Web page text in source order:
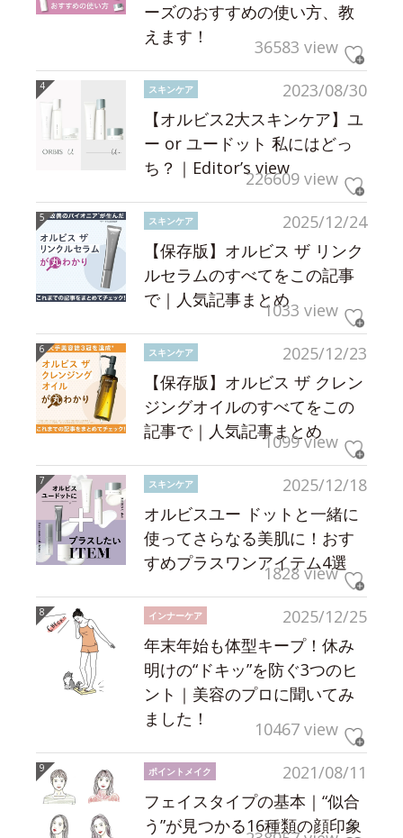
ーズのおすすめの使い方、教
えます！
36583 view
2023/08/30
スキンケア
【オルビス2大スキンケア】ユ
ー or ユードット 私にはどっ
ち？｜Editor’s view226609 view
2025/12/24
スキンケア
【保存版】オルビス ザ リンク
ルセラムのすべてをこの記事
で｜人気記事まとめ1033 view
2025/12/23
スキンケア
【保存版】オルビス ザ クレン
ジングオイルのすべてをこの
記事で｜人気記事まとめ
1099 view
2025/12/18
スキンケア
オルビスユー ドットと一緒に
使ってさらなる美肌に！おす
すめプラスワンアイテム4選
1828 view
2025/12/25
インナーケア
年末年始も体型キープ！休み
明けの“ドキッ”を防ぐ3つのヒ
ント｜美容のプロに聞いてみ
ました！
10467 view
2021/08/11
ポイントメイク
フェイスタイプの基本｜“似合
う”が見つかる16種類の顔印象